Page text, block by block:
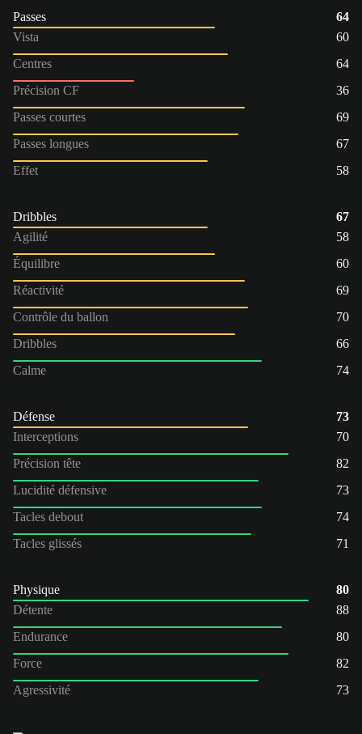
Passes
64
Vista
60
Centres
64
Précision CF
36
Passes courtes
69
Passes longues
67
Effet
58
Dribbles
67
Agilité
58
Équilibre
60
Réactivité
69
Contrôle du ballon
70
Dribbles
66
Calme
74
Défense
73
Interceptions
70
Précision tête
82
Lucidité défensive
73
Tacles debout
74
Tacles glissés
71
Physique
80
Détente
88
Endurance
80
Force
82
Agressivité
73